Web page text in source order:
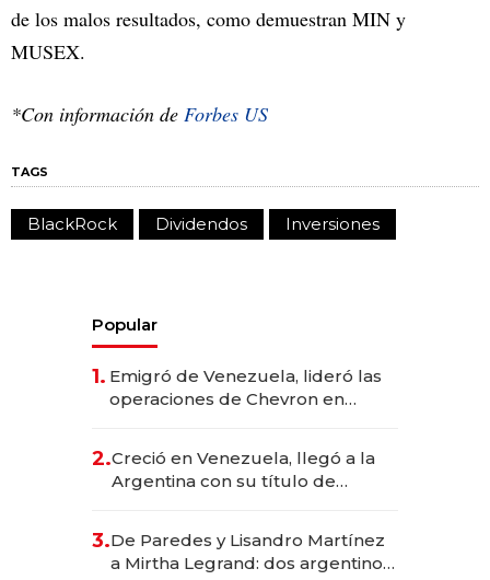
de los malos resultados, como demuestran MIN y
MUSEX.
*Con información de Forbes US
TAGS
BlackRock Dividendos Inversiones
Popular
1. Emigró de Venezuela, lideró las
operaciones de Chevron en
2.Creció en Venezuela, llegó a la
Argentina con su título de
las marcas "fast premium"
3.De Paredes y Lisandro Martínez
a Mirtha Legrand: dos argentinos